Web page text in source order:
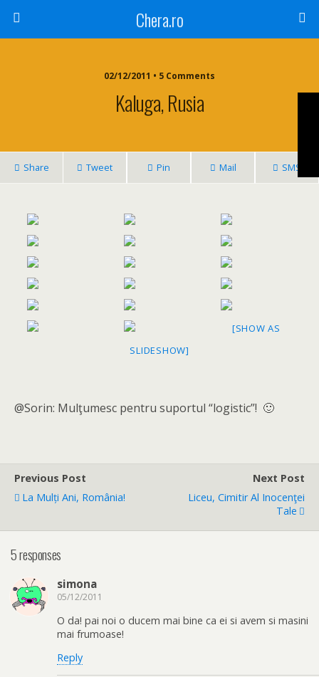
Chera.ro
02/12/2011 • 5 Comments
Kaluga, Rusia
Share Tweet Pin Mail SMS
[SHOW AS
SLIDESHOW]
@Sorin: Mulţumesc pentru suportul “logistic”! 🙂
Previous Post
La Mulți Ani, România!
Next Post
Liceu, Cimitir Al Inocenţei
Tale
5 responses
simona
05/12/2011
O da! pai noi o ducem mai bine ca ei si avem si masini
mai frumoase!
Reply